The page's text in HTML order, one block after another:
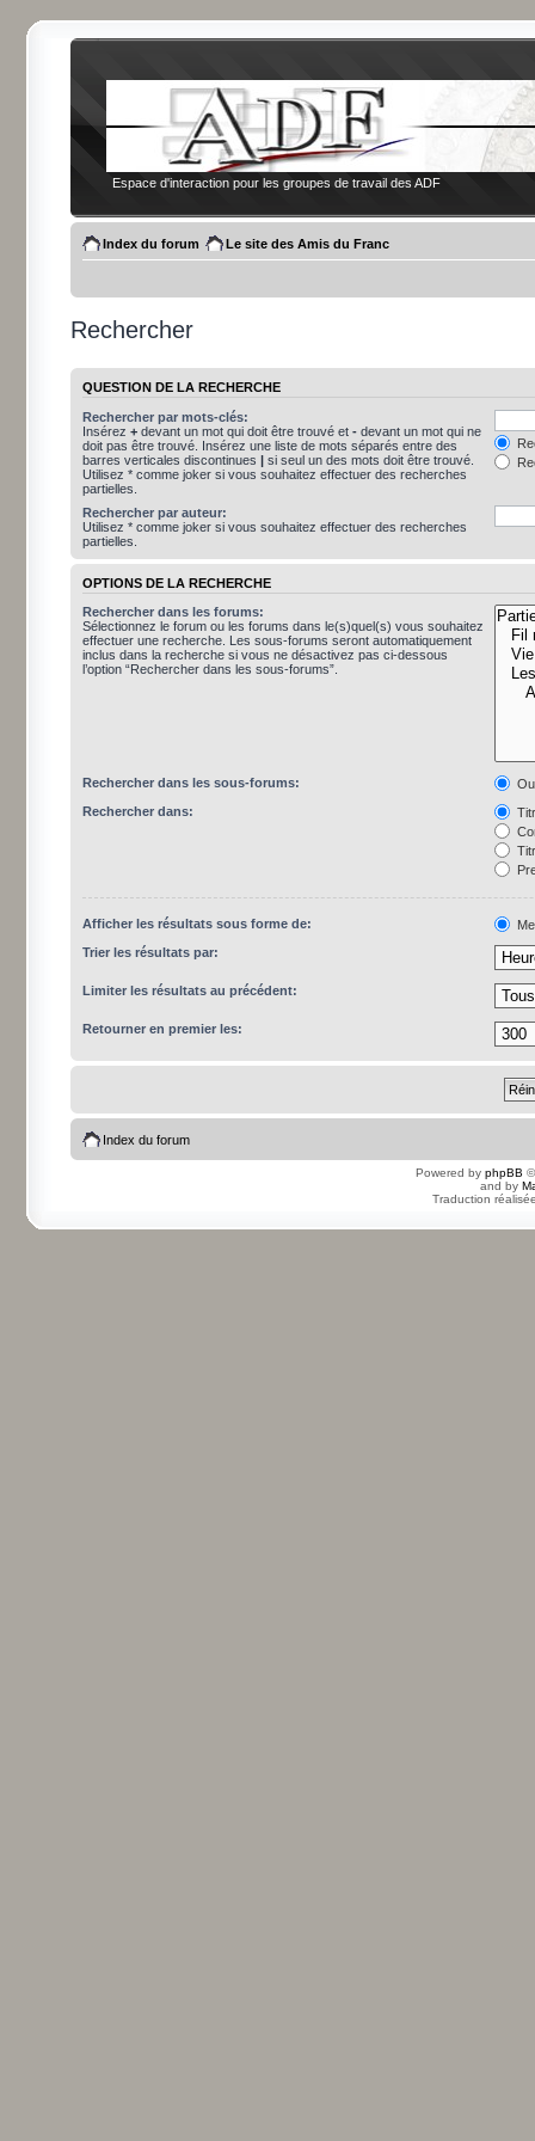
Espace d'interaction pour les groupes de travail des ADF
Index du forum Le site des Amis du Franc
Rechercher
QUESTION DE LA RECHERCHE
Rechercher par mots-clés:
Insérez + devant un mot qui doit être trouvé et - devant un mot qui ne
doit pas être trouvé. Insérez une liste de mots séparés entre des
barres verticales discontinues | si seul un des mots doit être trouvé.
Utilisez * comme joker si vous souhaitez effectuer des recherches
partielles.
Rechercher par auteur:
Utilisez * comme joker si vous souhaitez effectuer des recherches
partielles.
OPTIONS DE LA RECHERCHE
Rechercher dans les forums:
Sélectionnez le forum ou les forums dans le(s)quel(s) vous souhaitez
effectuer une recherche. Les sous-forums seront automatiquement
inclus dans la recherche si vous ne désactivez pas ci-dessous
l’option “Rechercher dans les sous-forums”.
Rechercher dans les sous-forums:
Rechercher dans:
Afficher les résultats sous forme de:
Trier les résultats par:
Limiter les résultats au précédent:
Retourner en premier les:
Index du forum
Powered by phpBB
and by
Traduction